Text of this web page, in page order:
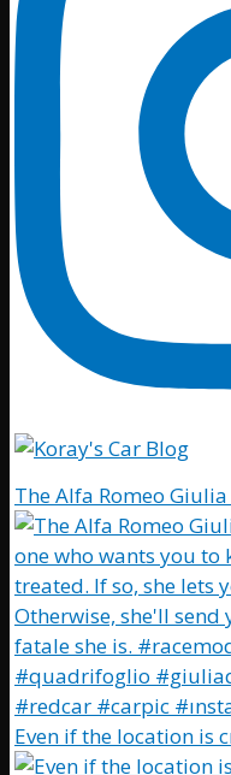
The Alfa Romeo
Even if the location is